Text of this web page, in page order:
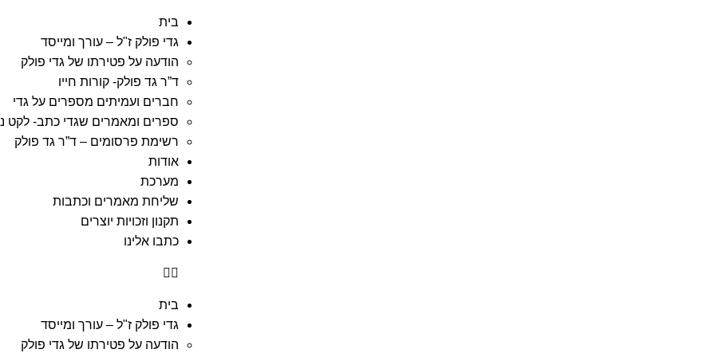
בית
גדי פולק ז"ל – עורך ומייסד
הודעה על פטירתו של גדי פולק
ד”ר גד פולק- קורות חייו
חברים ועמיתים מספרים על גדי
ספרים ומאמרים שגדי כתב- לקט
רשימת פרסומים – ד”ר גד פולק
אודות
מערכת
שליחת מאמרים וכתבות
תקנון וזכויות יוצרים
כתבו אלינו
בית
גדי פולק ז"ל – עורך ומייסד
הודעה על פטירתו של גדי פולק